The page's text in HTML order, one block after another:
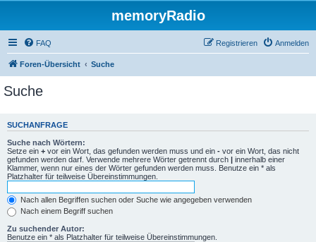
memoryRadio
FAQ Anmelden
Registrieren
Foren-Übersicht Suche
Suche
SUCHANFRAGE
Suche nach Wörtern:
Setze ein + vor ein Wort, das gefunden werden muss und ein - vor ein Wort, das nicht
gefunden werden darf. Verwende mehrere Wörter getrennt durch | innerhalb einer
Klammer, wenn nur eines der Wörter gefunden werden muss. Benutze ein * als
Platzhalter für teilweise Übereinstimmungen.
Nach allen Begriffen suchen oder Suche wie angegeben verwenden
Nach einem Begriff suchen
Zu suchender Autor:
Benutze ein * als Platzhalter für teilweise Übereinstimmungen.